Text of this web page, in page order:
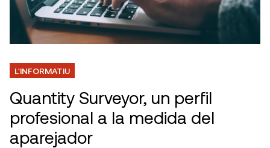
L'INFORMATIU
Quantity Surveyor, un perfil
profesional a la medida del
aparejador